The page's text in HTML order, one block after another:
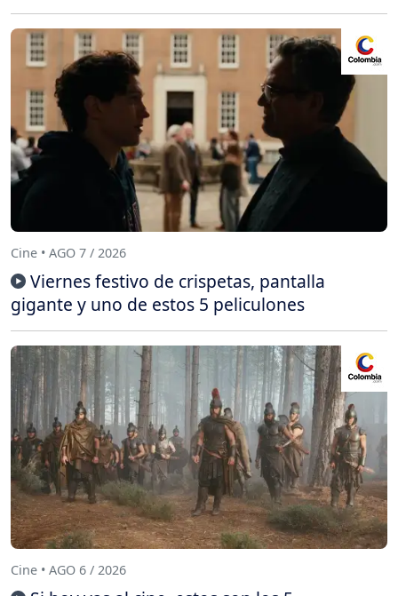
Cine • AGO 7 / 2026
Viernes festivo de crispetas, pantalla
gigante y uno de estos 5 peliculones
Cine • AGO 6 / 2026